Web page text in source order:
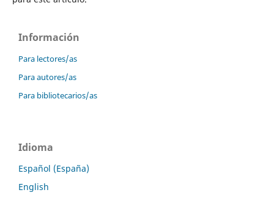
Información
Para lectores/as
Para autores/as
Para bibliotecarios/as
Idioma
Español (España)
English